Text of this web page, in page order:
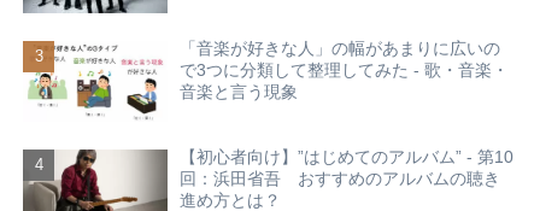
「音楽が好きな人」の幅があまりに広いの
で3つに分類して整理してみた - 歌・音楽・
音楽と言う現象
【初心者向け】”はじめてのアルバム” - 第10
回：浜田省吾 おすすめのアルバムの聴き
進め方とは？